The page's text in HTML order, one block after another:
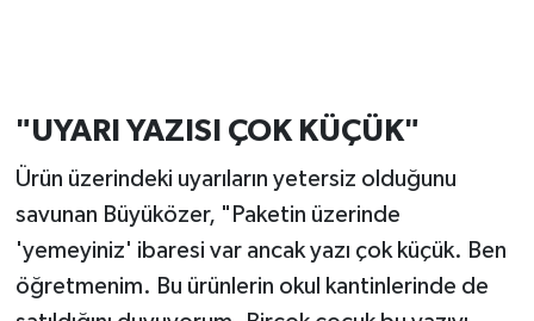
"UYARI YAZISI ÇOK KÜÇÜK"
Ürün üzerindeki uyarıların yetersiz olduğunu
savunan Büyüközer, "Paketin üzerinde
'yemeyiniz' ibaresi var ancak yazı çok küçük. Ben
öğretmenim. Bu ürünlerin okul kantinlerinde de